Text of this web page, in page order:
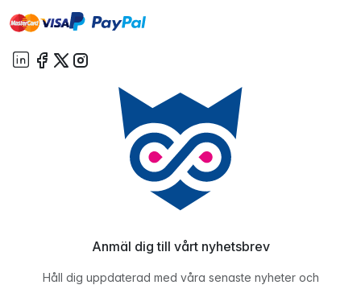
mastervisa paypal
Anmäl dig till vårt nyhetsbrev
Håll dig uppdaterad med våra senaste nyheter och